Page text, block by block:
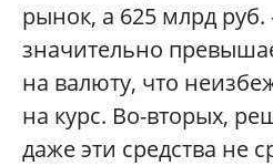
рынок, а 625 млрд
значительно
на валюту, что
на курс. Во-вторых,
даже эти средства не